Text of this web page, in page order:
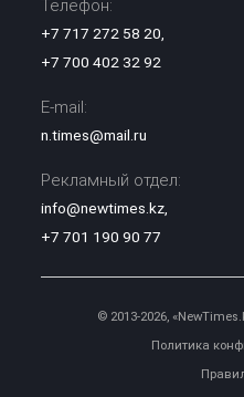
Телефон:
+7 717 272 58 20
+7 700 402 32 92
E-mail:
n.times@mail.ru
Рекламный отдел:
info@newtimes.kz,
+7 701 190 90 77
© 2013-2026,
Политика